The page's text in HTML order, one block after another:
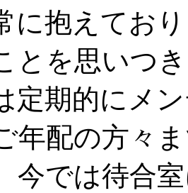
に抱えてお
とを思いつ
定期的にメ
年配の方々
今では待合